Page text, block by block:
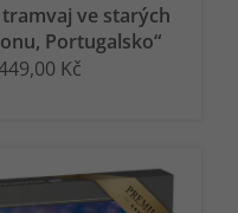
tramvaj ve starých
Portugalsko“
Kč